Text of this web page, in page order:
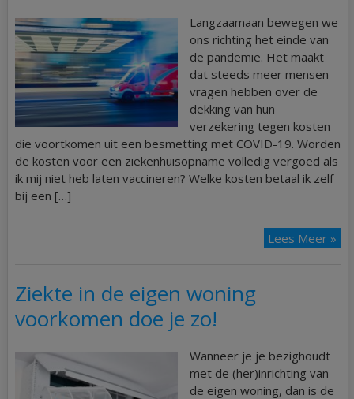
Langzaamaan bewegen we
ons richting het einde van
de pandemie. Het maakt
dat steeds meer mensen
vragen hebben over de
dekking van hun
verzekering tegen kosten
die voortkomen uit een besmetting met COVID-19. Worden
de kosten voor een ziekenhuisopname volledig vergoed als
ik mij niet heb laten vaccineren? Welke kosten betaal ik zelf
bij een […]
Lees Meer »
Ziekte in de eigen woning
voorkomen doe je zo!
Wanneer je je bezighoudt
met de (her)inrichting van
de eigen woning, dan is de